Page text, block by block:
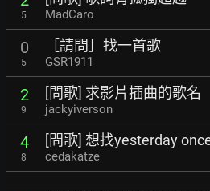
5 MadCaro
0
5
［請問］找一首歌
GSR1911
2
9
[問歌] 求影片插曲的歌名
jackyiverson
4
8
[問歌] 想找yesterday
cedakatze